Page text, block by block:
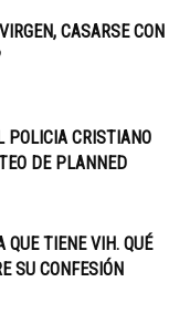
CASARSE CON
POLICIA CRISTIANO
DE PLANNED
QUE TIENE VIH. QUÉ
SU CONFESIÓN